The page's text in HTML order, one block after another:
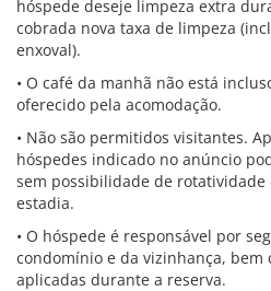
hóspede deseje limpeza extra
cobrada nova taxa de limpeza
enxoval).
• O café da manhã não está
oferecido pela acomodação.
• Não são permitidos visitantes.
hóspedes indicado no anúncio
sem possibilidade de
estadia.
• O hóspede é responsável por
condomínio e da vizinhança, bem
aplicadas durante a reserva.